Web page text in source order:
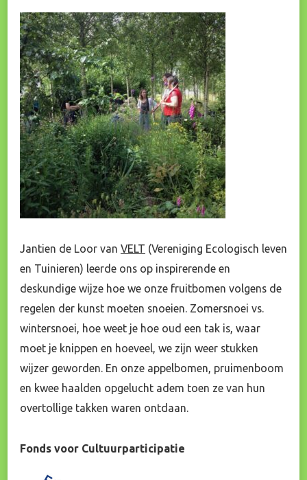
Jantien de Loor van VELT (Vereniging Ecologisch leven
en Tuinieren) leerde ons op inspirerende en
deskundige wijze hoe we onze fruitbomen volgens de
regelen der kunst moeten snoeien. Zomersnoei vs.
wintersnoei, hoe weet je hoe oud een tak is, waar
moet je knippen en hoeveel, we zijn weer stukken
wijzer geworden. En onze appelbomen, pruimenboom
en kwee haalden opgelucht adem toen ze van hun
overtollige takken waren ontdaan.
Fonds voor Cultuurparticipatie